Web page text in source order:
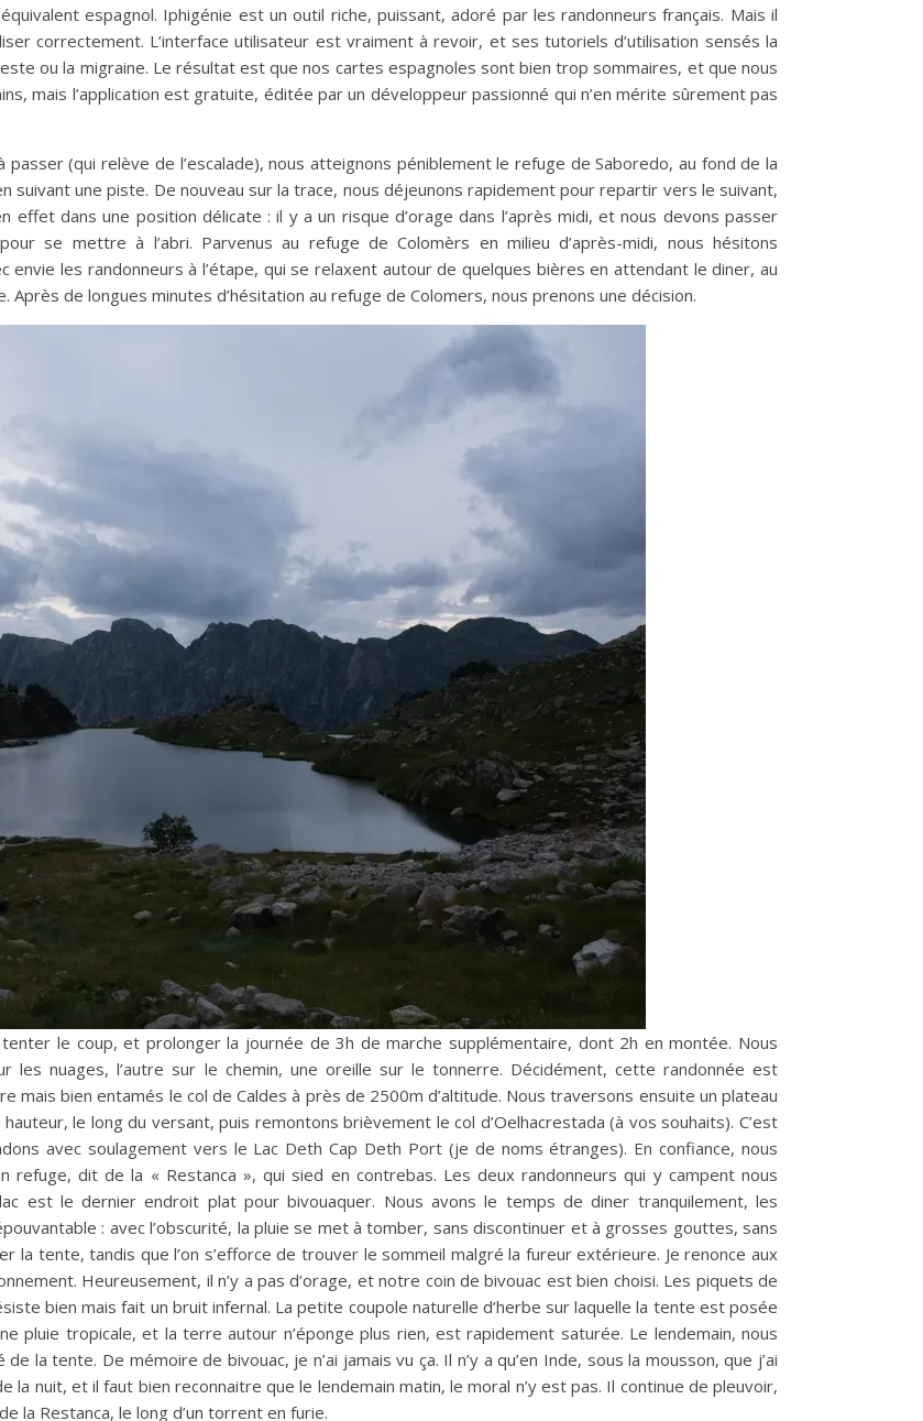
espagnol. Iphigénie est un outil riche, puissant, adoré par les randonneurs français. Mais il
correctement. L’interface utilisateur est vraiment à revoir, et ses tutoriels d’utilisation sensés la
ou la migraine. Le résultat est que nos cartes espagnoles sont bien trop sommaires, et que nous
mais l’application est gratuite, éditée par un développeur passionné qui n’en mérite sûrement pas
(qui relève de l’escalade), nous atteignons péniblement le refuge de Saboredo, au fond de la
suivant une piste. De nouveau sur la trace, nous déjeunons rapidement pour repartir vers le suivant,
dans une position délicate : il y a un risque d’orage dans l’après midi, et nous devons passer
se mettre à l’abri. Parvenus au refuge de Colomèrs en milieu d’après-midi, nous hésitons
envie les randonneurs à l’étape, qui se relaxent autour de quelques bières en attendant le diner, au
de longues minutes d’hésitation au refuge de Colomers, nous prenons une décision.
le coup, et prolonger la journée de 3h de marche supplémentaire, dont 2h en montée. Nous
les nuages, l’autre sur le chemin, une oreille sur le tonnerre. Décidément, cette randonnée est
mais bien entamés le col de Caldes à près de 2500m d’altitude. Nous traversons ensuite un plateau
le long du versant, puis remontons brièvement le col d’Oelhacrestada (à vos souhaits). C’est
avec soulagement vers le Lac Deth Cap Deth Port (je de noms étranges). En confiance, nous
refuge, dit de la « Restanca », qui sied en contrebas. Les deux randonneurs qui y campent nous
est le dernier endroit plat pour bivouaquer. Nous avons le temps de diner tranquilement, les
: avec l’obscurité, la pluie se met à tomber, sans discontinuer et à grosses gouttes, sans
la tente, tandis que l’on s’efforce de trouver le sommeil malgré la fureur extérieure. Je renonce aux
Heureusement, il n’y a pas d’orage, et notre coin de bivouac est bien choisi. Les piquets de
bien mais fait un bruit infernal. La petite coupole naturelle d’herbe sur laquelle la tente est posée
pluie tropicale, et la terre autour n’éponge plus rien, est rapidement saturée. Le lendemain, nous
la tente. De mémoire de bivouac, je n’ai jamais vu ça. Il n’y a qu’en Inde, sous la mousson, que j’ai
la nuit, et il faut bien reconnaitre que le lendemain matin, le moral n’y est pas. Il continue de pleuvoir,
la Restanca, le long d’un torrent en furie.